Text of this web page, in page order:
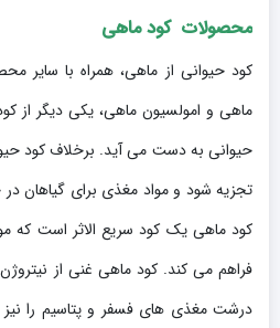
محصولات کود ماهی
کود حیوانی از ماهی، همراه با سایر
ماهی و امولسیون ماهی، یکی دیگر از
حیوانی به دست می آید. برخلاف کود
تجزیه شود و مواد مغذی برای گیاهان
کود ماهی یک کود سریع الاثر است که
فراهم می کند. کود ماهی غنی از
درشت مغذی های فسفر و پتاسیم را